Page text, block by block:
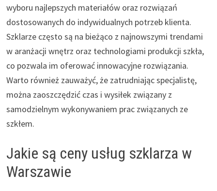
wyboru najlepszych materiałów oraz rozwiązań
dostosowanych do indywidualnych potrzeb klienta.
Szklarze często są na bieżąco z najnowszymi trendami
w aranżacji wnętrz oraz technologiami produkcji szkła,
co pozwala im oferować innowacyjne rozwiązania.
Warto również zauważyć, że zatrudniając specjalistę,
można zaoszczędzić czas i wysiłek związany z
samodzielnym wykonywaniem prac związanych ze
szkłem.
Jakie są ceny usług szklarza w
Warszawie